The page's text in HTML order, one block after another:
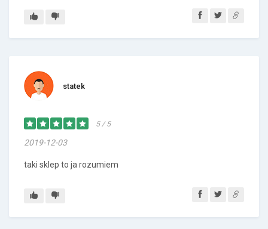
statek
5 / 5
2019-12-03
taki sklep to ja rozumiem